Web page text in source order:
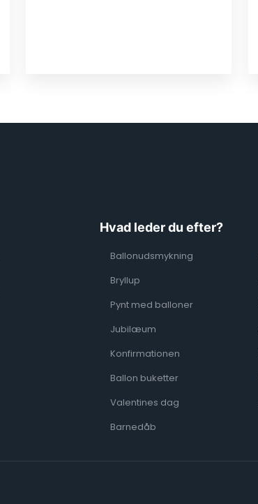
Hvad leder du efter?
Ballonudsmykning
Bryllup
Pynt med balloner
Jubilæum
Konfirmationen
Ballon buketter
Valentines dag
Barnedåb